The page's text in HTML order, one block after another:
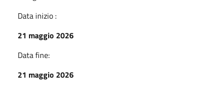
Data inizio :
21 maggio 2026
Data fine:
21 maggio 2026